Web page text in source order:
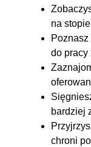
7.3. VPC w
7.4. NAT &
7.5. Tablice
7.6. Routing w
7.7. Kontrola
i firewalle
7.8. Security
na
do pracy
bardziej
chroni